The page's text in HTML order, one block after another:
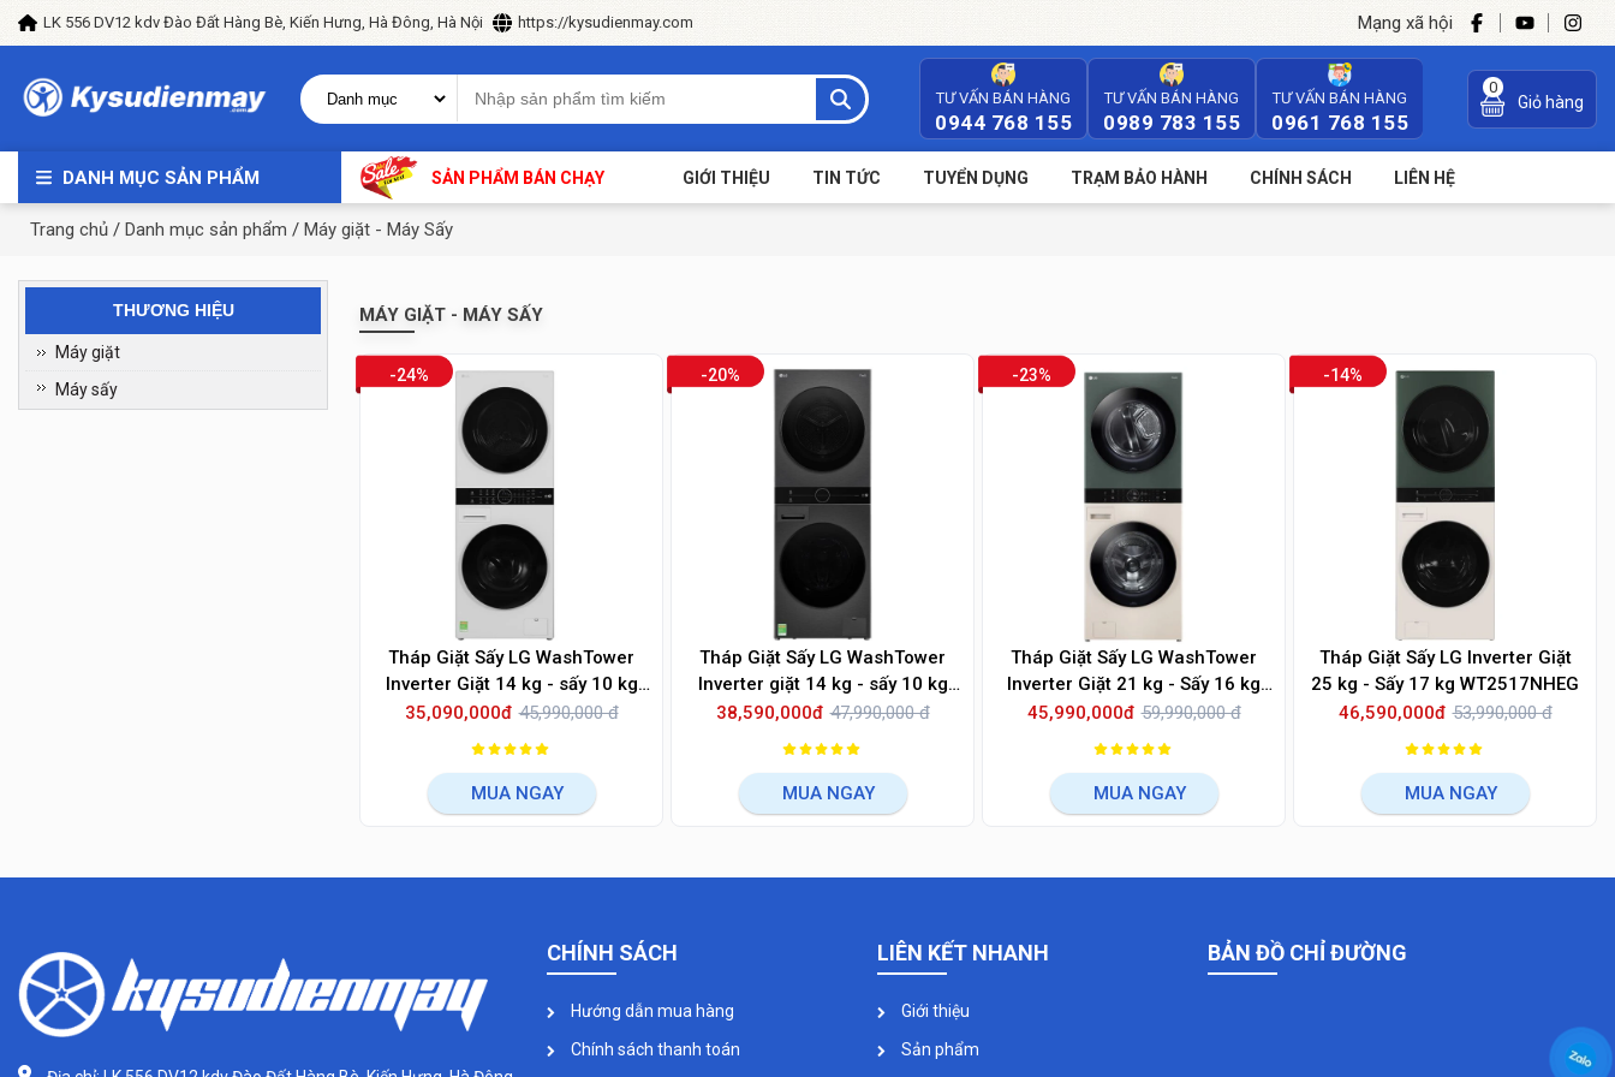
LK 556 DV12 kdv Đào Đất Hàng Bè, Kiến Hưng, Hà Đông, Hà Nội https://kysudienmay.com Mạng xã hội
TƯ VẤN BÁN HÀNG
0944 768 155
TƯ VẤN BÁN HÀNG
0989 783 155
TƯ VẤN BÁN HÀNG
0961 768 155
0
Giỏ hàng
DANH MỤC SẢN PHẨM SẢN PHẨM BÁN CHẠY GIỚI THIỆU TIN TỨC TUYỂN DỤNG TRẠM BẢO HÀNH CHÍNH SÁCH LIÊN HỆ
Trang chủ / Danh mục sản phẩm / Máy giặt - Máy Sấy
THƯƠNG HIỆU
Máy giặt
Máy sấy
MÁY GIẶT - MÁY SẤY
Tháp Giặt Sấy LG WashTower
Inverter Giặt 14 kg - sấy 10 kg
WT1410NHE
35,090,000đ 45,990,000 đ
-24%
MUA NGAY
Tháp Giặt Sấy LG WashTower
Inverter giặt 14 kg - sấy 10 kg
WT1410NHB
38,590,000đ 47,990,000 đ
-20%
MUA NGAY
Tháp Giặt Sấy LG WashTower
Inverter Giặt 21 kg - Sấy 16 kg
WT2116SHEG
45,990,000đ 59,990,000 đ
-23%
MUA NGAY
Tháp Giặt Sấy LG Inverter Giặt
25 kg - Sấy 17 kg WT2517NHEG
46,590,000đ 53,990,000 đ
-14%
MUA NGAY
CHÍNH SÁCH
Hướng dẫn mua hàng
Chính sách thanh toán
LIÊN KẾT NHANH
Giới thiệu
Sản phẩm
BẢN ĐỒ CHỈ ĐƯỜNG